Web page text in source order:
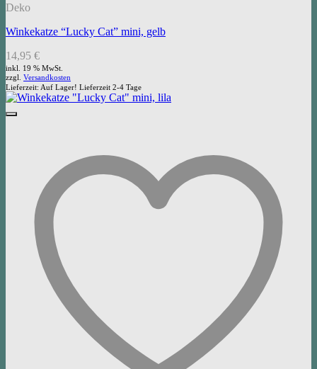
Deko
Winkekatze “Lucky Cat” mini, gelb
14,95 €
inkl. 19 % MwSt.
zzgl. Versandkosten
Lieferzeit: Auf Lager! Lieferzeit 2-4 Tage